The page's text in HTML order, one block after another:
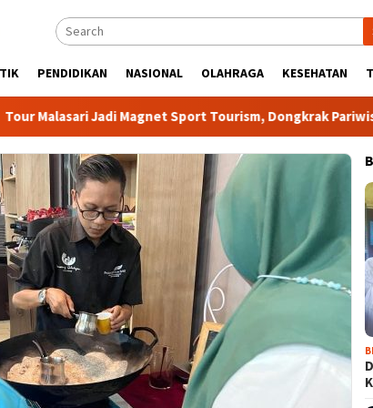
PENDIDIKAN NASIONAL OLAHRAGA KESEHATAN
Jadi Magnet Sport Tourism, Dongkrak Pariwisata dan